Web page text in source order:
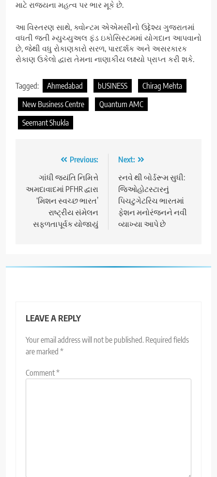
માટે રાજ્યના મહત્વ પર ભાર મૂકે છે.
આ વિસ્તરણ સાથે, ક્વોન્ટમ એએમસીનો ઉદ્દેશ્ય ગુજરાતમાં
વધતી જતી મ્યુચ્યુઅલ ફંડ ઇકોસિસ્ટમમાં યોગદાન આપવાનો
છે, જેથી વધુ રોકાણકારો સરળ, પારદર્શક અને અસરકારક
રોકાણ ઉકેલો દ્વારા તેમના નાણાકીય લક્ષ્યો પ્રાપ્ત કરી શકે.
Tagged: Ahmedabad bUSINESS
Chirag Mehta
New Business Centre
Quantum AMC
Seemant Shukla
navigation
Previous:
ગાંધી જયંતિ નિમિત્તે
અમદાવાદમાં PFHR દ્વારા
‘મિશન સ્વચ્છ ભારત’
રાષ્ટ્રીય સંમેલન
સફળતાપૂર્વક યોજાયું
Next:
રનવે થી બોર્ડરૂમ સુધી:
જિઓહોટસ્ટારનું
પિચટુગેટરિચ ભારતમાં
ફેશન મનોરંજનને નવી
વ્યાખ્યા આપે છે
LEAVE A REPLY
Your email address will not be published. Required fields
are marked *
Comment*